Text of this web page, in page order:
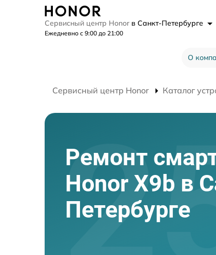
Сервисный центр Honor в Санкт-Петербурге
Ежедневно с 9:00 до 21:00
О
Сервисный центр Honor Каталог
Ремонт
Honor X9b в
Петербурге